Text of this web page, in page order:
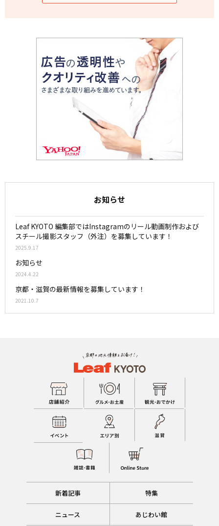
お知らせ
Leaf KYOTO 編集部ではInstagramのリール動画制作および
スチール撮影スタッフ（外注）を募集しています！
2025.9.17
お知らせ
2024.4.22
京都・滋賀の最新情報を募集しています！
2021.10.7
新着記事 特集
ニュース あじわい館